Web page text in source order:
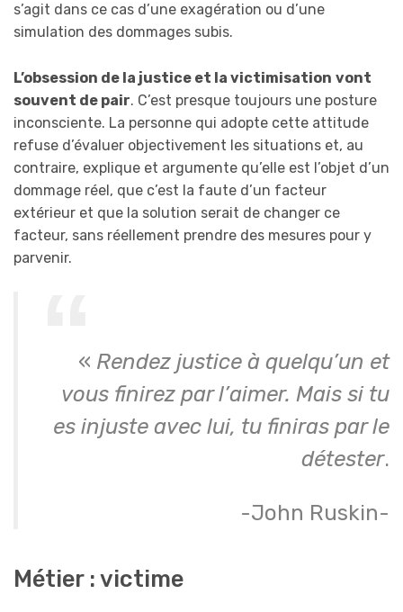
s’agit dans ce cas d’une exagération ou d’une
simulation des dommages subis.
L’obsession de la justice et la victimisation vont
souvent de pair. C’est presque toujours une posture
inconsciente. La personne qui adopte cette attitude
refuse d’évaluer objectivement les situations et, au
contraire, explique et argumente qu’elle est l’objet d’un
dommage réel, que c’est la faute d’un facteur
extérieur et que la solution serait de changer ce
facteur, sans réellement prendre des mesures pour y
parvenir.
« Rendez justice à quelqu’un et
vous finirez par l’aimer. Mais si tu
es injuste avec lui, tu finiras par le
détester.
-John Ruskin-
Métier : victime